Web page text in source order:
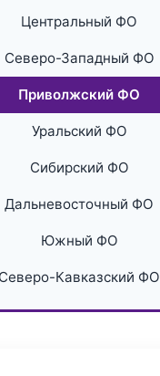
Центральный ФО
Северо-Западный ФО
Приволжский ФО
Уральский ФО
Сибирский ФО
Дальневосточный ФО
Южный ФО
Северо-Кавказский ФО